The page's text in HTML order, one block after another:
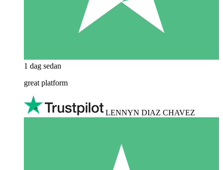
1 dag sedan
great platform
LENNYN DIAZ CHAVEZ